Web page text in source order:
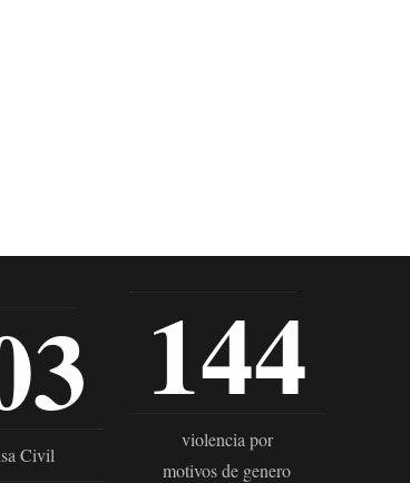
Civil
144
violencia por
motivos de genero